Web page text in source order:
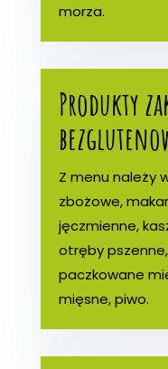
morza.
Produkty
Z menu należy
zbożowe,
jęczmienne,
otręby
paczkowane
mięsne, piwo.